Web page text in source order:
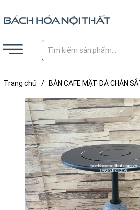
Trang chủ / BÀN CAFE MẶT ĐÁ CHÂN